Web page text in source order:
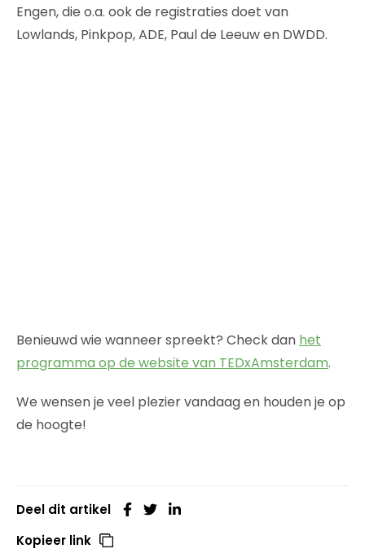
Engen, die o.a. ook de registraties doet van
Lowlands, Pinkpop, ADE, Paul de Leeuw en DWDD.
Benieuwd wie wanneer spreekt? Check dan het
programma op de website van TEDxAmsterdam.
We wensen je veel plezier vandaag en houden je op
de hoogte!
Deel dit artikel
Kopieer link